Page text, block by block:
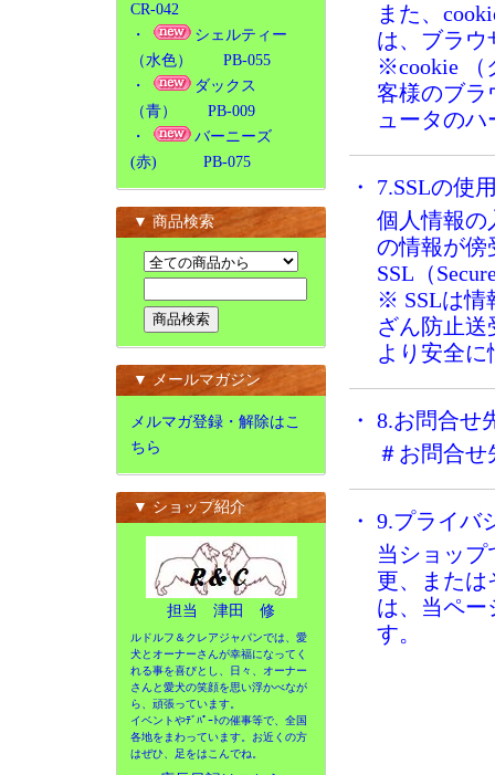
CR-042
・
シェルティー
（水色） PB-055
・
ダックス
（青） PB-009
・
バーニーズ
(赤) PB-075
▼ 商品検索
▼ メールマガジン
メルマガ登録・解除はこ
ちら
▼ ショップ紹介
担当 津田 修
ルドルフ＆クレアジャパンでは、愛
犬とオーナーさんが幸福になってく
れる事を喜びとし、日々、オーナー
さんと愛犬の笑顔を思い浮かべなが
ら、頑張っています。
イベントやﾃﾞﾊﾟｰﾄの催事等で、全国
各地をまわっています。お近くの方
はぜひ、足をはこんでね。
また、
は、ブラウ
※cookie （
客様のブラ
ュータの
・ 7.SSLの使
個人情報の
の情報が傍
SSL（
※ SSLは情
ざん防止送
より安全
・ 8.お問合せ
＃お問合
・ 9.プライ
当ショッ
更、または
は、当ペー
す。